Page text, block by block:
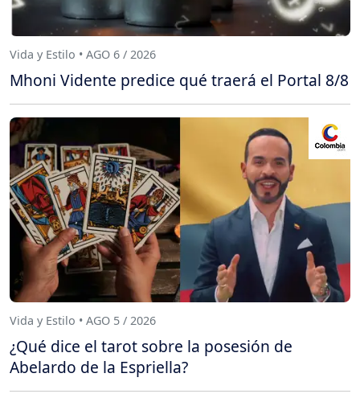
Vida y Estilo • AGO 6 / 2026
Mhoni Vidente predice qué traerá el Portal 8/8
Vida y Estilo • AGO 5 / 2026
¿Qué dice el tarot sobre la posesión de
Abelardo de la Espriella?